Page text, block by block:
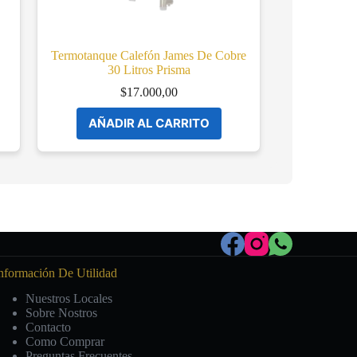
Termotanque Calefón James De Cobre
30 Litros Prisma
$17.000,00
AÑADIR AL CARRITO
De Utilidad
Nuestros Locales
Sobre Nostros
Contacto
Como Comprar